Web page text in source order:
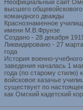
Неофициальный сайт
высшего общевойскового
командного дважды
Краснознаменное
имени М.В.Фрунзе
Создано - 28 декабря
Ликвидировано - 27
года
История военно-учебного
заведения началась 1
года (по старому стилю)
войсковое казачье
существует по
как Омский кадетский